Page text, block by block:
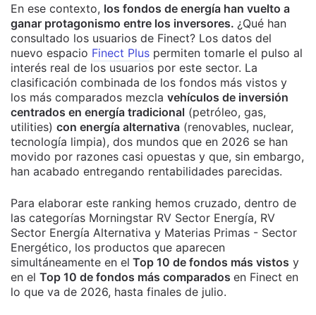
En ese contexto, los fondos de energía han vuelto a
ganar protagonismo entre los inversores. ¿Qué han
consultado los usuarios de Finect? Los datos del
nuevo espacio Finect Plus permiten tomarle el pulso al
interés real de los usuarios por este sector. La
clasificación combinada de los fondos más vistos y
los más comparados mezcla vehículos de inversión
centrados en energía tradicional (petróleo, gas,
utilities) con energía alternativa (renovables, nuclear,
tecnología limpia), dos mundos que en 2026 se han
movido por razones casi opuestas y que, sin embargo,
han acabado entregando rentabilidades parecidas.
Para elaborar este ranking hemos cruzado, dentro de
las categorías Morningstar RV Sector Energía, RV
Sector Energía Alternativa y Materias Primas - Sector
Energético, los productos que aparecen
simultáneamente en el Top 10 de fondos más vistos y
en el Top 10 de fondos más comparados en Finect en
lo que va de 2026, hasta finales de julio.